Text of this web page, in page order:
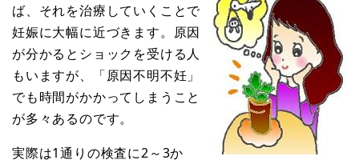
ば、それを治療していくことで
妊娠に大幅に近づきます。原因
が分かるとショックを受ける人
もいますが、「原因不明不妊」
でも時間がかかってしまうこと
が多々あるのです。
実際は1通りの検査に2～3か